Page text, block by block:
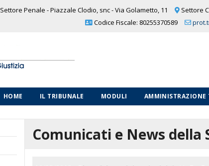
Settore Penale - Piazzale Clodio, snc - Via Golametto, 11
Settore
Codice Fiscale: 80255370589
HOME IL TRIBUNALE MODULI AMMINISTRAZIONE
Comunicati e News della